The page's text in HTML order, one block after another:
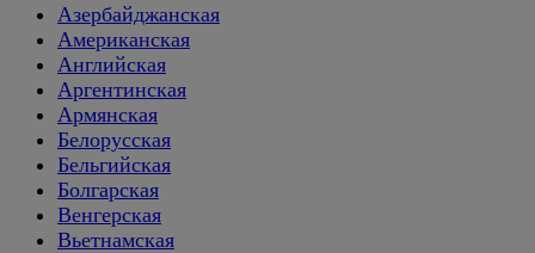
Азербайджанская
Американская
Английская
Аргентинская
Армянская
Белорусская
Бельгийская
Болгарская
Венгерская
Вьетнамская